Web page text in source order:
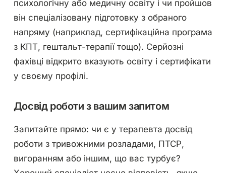
психологічну або медичну освіту і чи пройшов
він спеціалізовану підготовку з обраного
напряму (наприклад, сертифікаційна програма
з КПТ, гештальт-терапії тощо). Серйозні
фахівці відкрито вказують освіту і сертифікати
у своєму профілі.
Досвід роботи з вашим запитом
Запитайте прямо: чи є у терапевта досвід
роботи з тривожними розладами, ПТСР,
вигоранням або іншим, що вас турбує?